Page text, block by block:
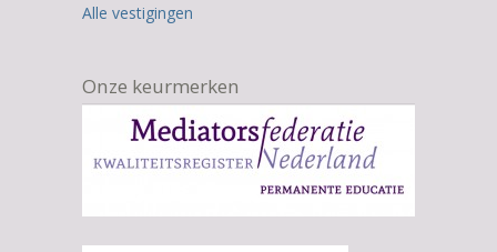
Alle vestigingen
Onze keurmerken